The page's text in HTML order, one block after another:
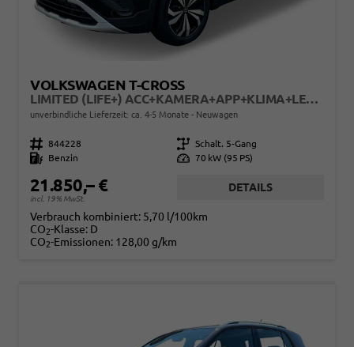
VOLKSWAGEN T-CROSS
LIMITED (LIFE+) ACC+KAMERA+APP+KLIMA+LED+17'' ALU
unverbindliche Lieferzeit: ca. 4-5 Monate Neuwagen
Fahrzeugnr. 844228 Getriebe Schalt. 5-Gang
Kraftstoff
Benzin Leistung 70 kW (95 PS)
21.850,– €
incl. 19% MwSt.
DETAILS
Verbrauch kombiniert: 5,70 l/100km
CO2-Klasse: D
CO2-Emissionen: 128,00 g/km